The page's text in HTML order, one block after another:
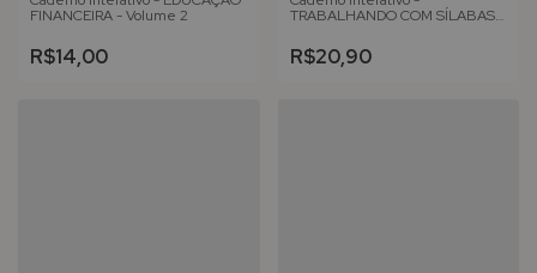
FINANCEIRA - Volume 2
R$14,00
TRABALHANDO COM SÍLABAS
R$20,90